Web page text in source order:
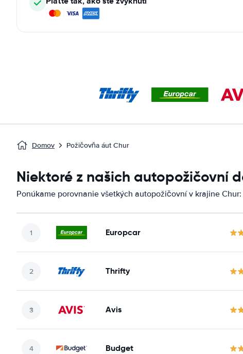
Domov Požičovňa áut Chur
Niektoré z našich autopožičovní
Ponúkame porovnanie všetkých autopožičovní v krajine Chur:
Europcar
Thrifty
Avis
Budget